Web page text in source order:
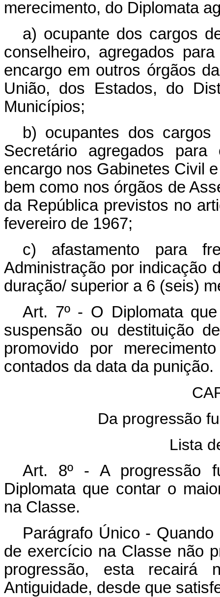
merecimento, do Diplomata
a) ocupante dos cargos
conselheiro, agregados
encargo em outros órgãos
União, dos Estados, do
Municípios;
b) ocupantes dos
Secretário agregados
encargo nos Gabinetes Civil
bem como nos órgãos de
da República previstos no
fevereiro de 1967;
c) afastamento para
Administração por indicação
duração/ superior a 6 (seis)
Art. 7º - O Diplomata
suspensão ou destituição
promovido por
contados da data da punição.
Da progressão
Lista
Art. 8º - A progressão
Diplomata que contar o
na Classe.
Parágrafo Único -
de exercício na Classe não
progressão, esta
Antiguidade, desde que